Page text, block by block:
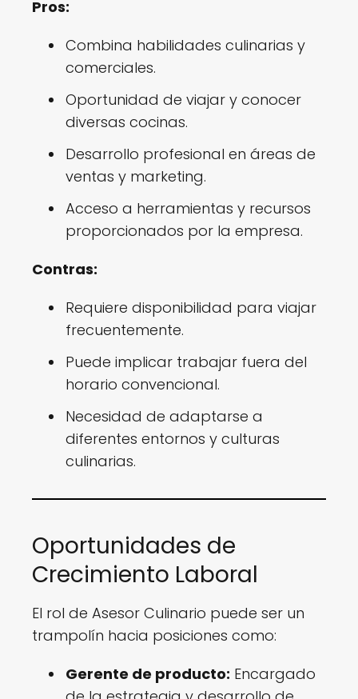
Pros:
Combina habilidades culinarias y
comerciales.
Oportunidad de viajar y conocer
diversas cocinas.
Desarrollo profesional en áreas de
ventas y marketing.
Acceso a herramientas y recursos
proporcionados por la empresa.
Contras:
Requiere disponibilidad para viajar
frecuentemente.
Puede implicar trabajar fuera del
horario convencional.
Necesidad de adaptarse a
diferentes entornos y culturas
culinarias.
Oportunidades de
Crecimiento Laboral
El rol de Asesor Culinario puede ser un
trampolín hacia posiciones como:
Gerente de producto: Encargado